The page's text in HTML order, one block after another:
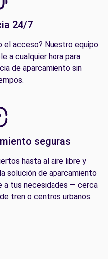
24/7
el acceso? Nuestro equipo
a cualquier hora para
de aparcamiento sin
seguras
hasta al aire libre y
solución de aparcamiento
a tus necesidades — cerca
tren o centros urbanos.